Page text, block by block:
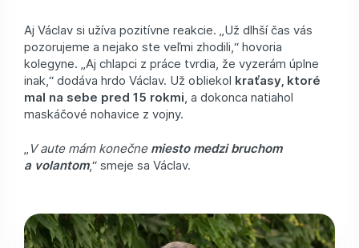
Aj Václav si užíva pozitívne reakcie. „Už dlhší čas vás
pozorujeme a nejako ste veľmi zhodili,“ hovoria
kolegyne. „Aj chlapci z práce tvrdia, že vyzerám úplne
inak,“ dodáva hrdo Václav. Už obliekol kraťasy, ktoré
mal na sebe pred 15 rokmi , a dokonca natiahol
maskáčové nohavice z vojny.
„ V aute mám konečnemiesto medzi bruchom
a volantom,“ smeje sa Václav.